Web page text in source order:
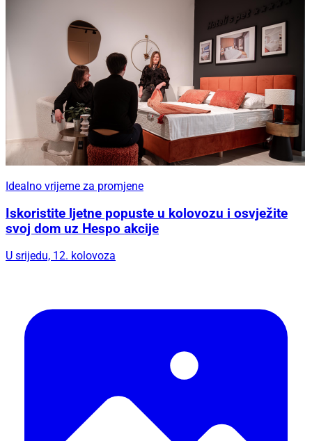
Idealno vrijeme za promjene
Iskoristite ljetne popuste u kolovozu i osvježite
svoj dom uz Hespo akcije
U srijedu, 12. kolovoza